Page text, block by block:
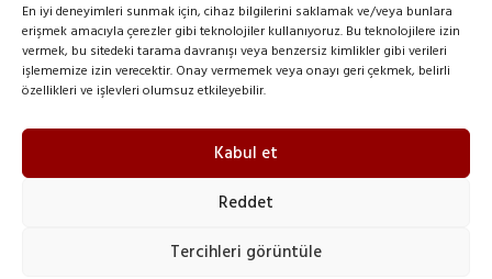
En iyi deneyimleri sunmak için, cihaz bilgilerini saklamak ve/veya bunlara
erişmek amacıyla çerezler gibi teknolojiler kullanıyoruz. Bu teknolojilere izin
vermek, bu sitedeki tarama davranışı veya benzersiz kimlikler gibi verileri
işlememize izin verecektir. Onay vermemek veya onayı geri çekmek, belirli
özellikleri ve işlevleri olumsuz etkileyebilir.
Kabul et
Reddet
Tercihleri görüntüle
imak@imakreduktor.com
imak@imakreduktor.com
Copyright 2025 I-MAK Reduktor, All Right Reserved